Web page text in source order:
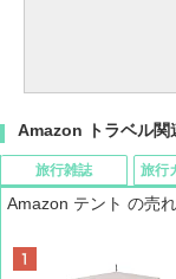
Amazon トラベル関
旅行雑誌 旅行
Amazon テント の売